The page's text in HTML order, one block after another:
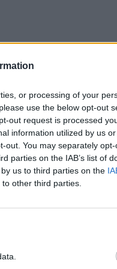
or processing of your
use the below opt-out
out request is processed
information utilized by us
out. You may separately
parties on the IAB’s list of
us to third parties on the
other third parties.
impegno a
è frutto di
decisi a
per non
vogliono
compito